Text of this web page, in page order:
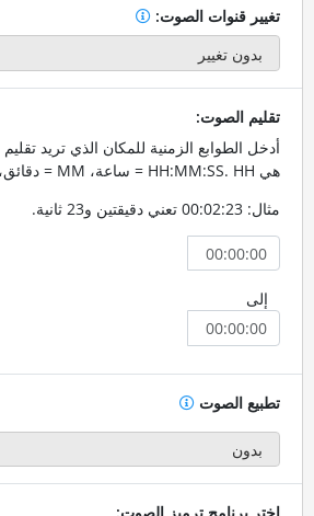
تغيير قنوات الصوت:
تقليم الصوت:
أدخل الطوابع الزمنية للمكان الذي تريد
هي HH:MM:SS. HH = ساعة، MM = دقائق، SS = ثوانٍ.
مثال: 00:02:23 تعني دقيقتين و23 ثانية.
إلى
تطبيع الصوت